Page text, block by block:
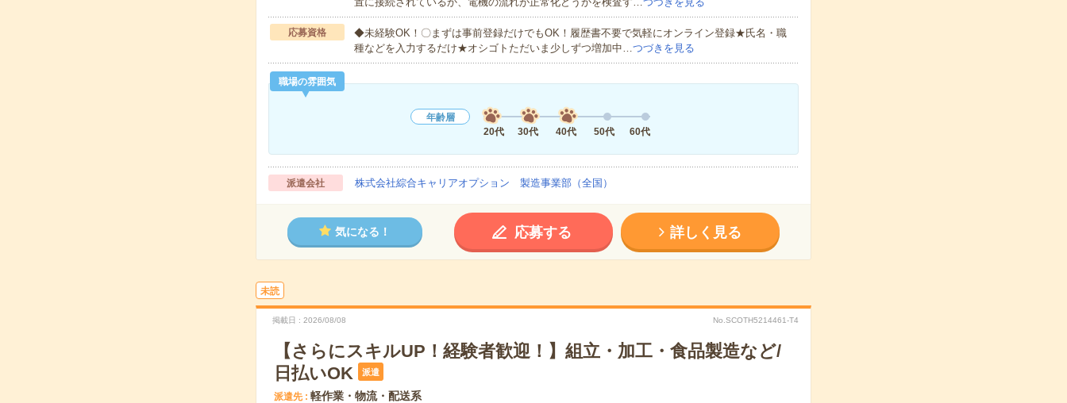
応募資格
◆未経験OK！〇まずは事前登録だけでもOK！履歴書不要で気軽にオンライン登録★氏名・職
種などを入力するだけ★オシゴトただいま少しずつ増加中…つづきを見る
職場の雰囲気
年齢層
20代
30代 40代 50代 60代
派遣会社 株式会社綜合キャリアオプション 製造事業部（全国）
気になる！ 応募する 詳しく見る
未読
掲載日 2026/08/08 No.SCOTH5214461-T4
【さらにスキルUP！経験者歓迎！】組立・加工・食品製造など/
日払いOK
派遣
派遣先 軽作業・物流・配送系